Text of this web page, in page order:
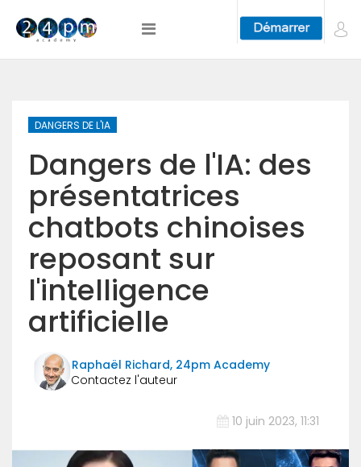
DANGERS DE L'IA
Dangers de l'IA: des
présentatrices
chatbots chinoises
reposant sur
l'intelligence
artificielle
Raphaël Richard, 24pm Academy
10 juin 2023, 11:31